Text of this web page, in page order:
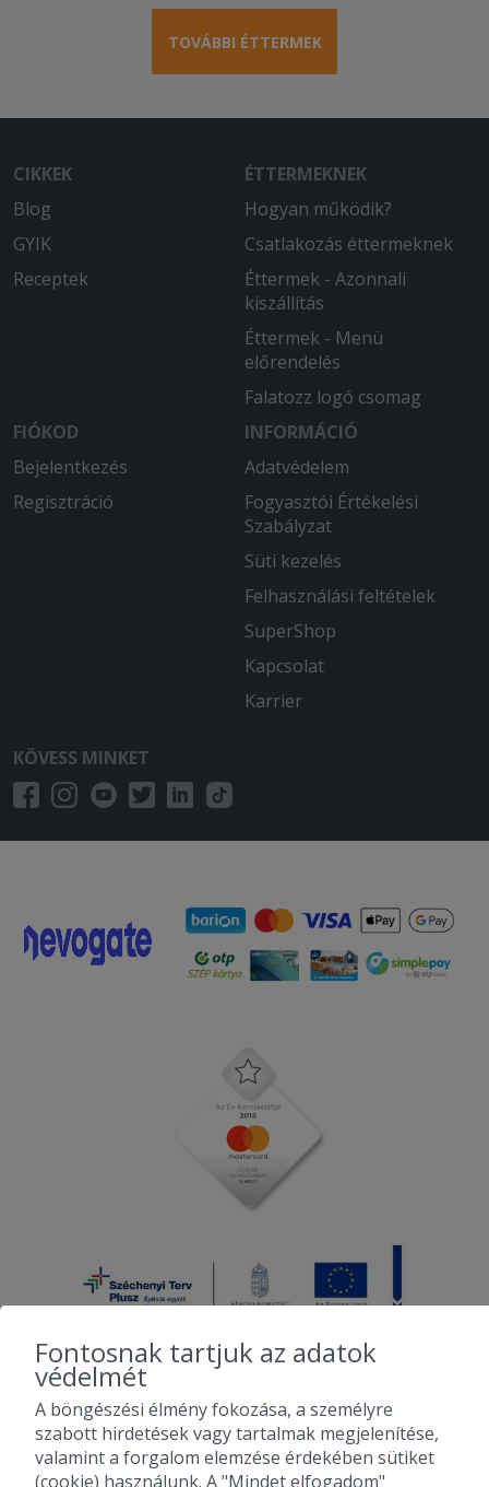
TOVÁBBI ÉTTERMEK
CIKKEK
Blog
GYIK
Receptek
ÉTTERMEKNEK
Hogyan működik?
Csatlakozás éttermeknek
Éttermek - Azonnali
kiszállítás
Éttermek - Menü
előrendelés
Falatozz logó csomag
FIÓKOD
Bejelentkezés
Regisztráció
INFORMÁCIÓ
Adatvédelem
Fogyasztói Értékelési
Szabályzat
Süti kezelés
Felhasználási feltételek
SuperShop
Kapcsolat
Karrier
KÖVESS MINKET
2010-2026 Copyright - Falatozz.hu - Diston-line Kft.
Pizza, gyros, hamburger, menük kedvező áron, egy helyen az összes
Fontosnak tartjuk az adatok
védelmét
A böngészési élmény fokozása, a személyre
szabott hirdetések vagy tartalmak megjelenítése,
valamint a forgalom elemzése érdekében sütiket
(cookie) használunk. A "Mindet elfogadom"